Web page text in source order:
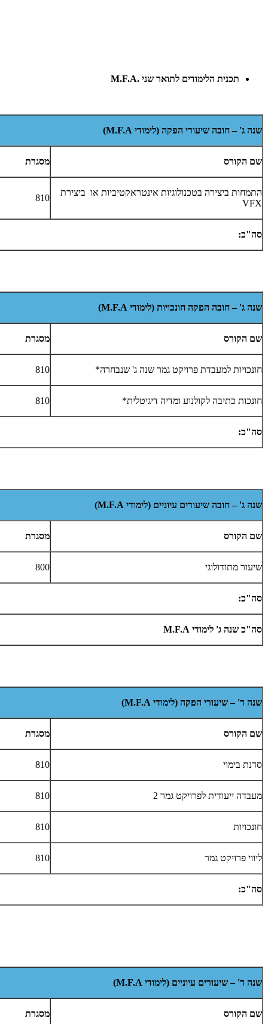
תכנית הלימודים לתואר שני M.F.A.
שנה ג' – חובה שיעורי הפקה (לימודי M.F.A
)
שם הקורס מסגרת
התמחות ביצירה בטכנולוגיות אינטראקטיביות או ביצירת
VFX
810
סה"כ:
שנה ג' – חובה הפקה חונכויות (לימודי M.F.A
)
שם הקורס מסגרת
חונכויות למעבדת פרויקט גמר שנה ג' שנבחרה* 810
חונכות כתיבה לקולנוע ומדיה דיגיטלית* 810
סה"כ:
שנה ג' – חובה שיעורים עיוניים (לימודי M.F.A
)
שם הקורס מסגרת
שיעור מתודולוגי 800
סה"כ:
סה"כ שנה ג' לימודי M.F.A
שנה ד' – שיעורי הפקה (לימודי M.F.A
)
שם הקורס מסגרת
סדנת בימוי 810
מעבדה ייעודית לפרויקט גמר 2 810
חונכויות 810
ליווי פרויקט גמר 810
סה"כ:
שנה ד' – שיעורים עיוניים (לימודי M.F.A
)
שם הקורס מסגרת